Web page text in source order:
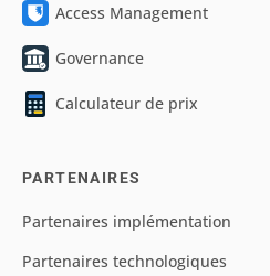
Access Management
Governance
Calculateur de prix
PARTENAIRES
Partenaires implémentation
Partenaires technologiques